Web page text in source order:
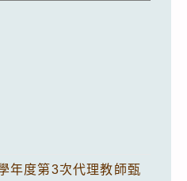
年度第3次代理教師甄